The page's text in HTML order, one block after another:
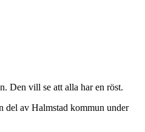
Den vill se att alla har en röst.
del av Halmstad kommun under